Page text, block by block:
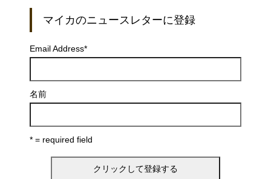
マイカのニュースレターに登録
Email Address*
名前
* = required field